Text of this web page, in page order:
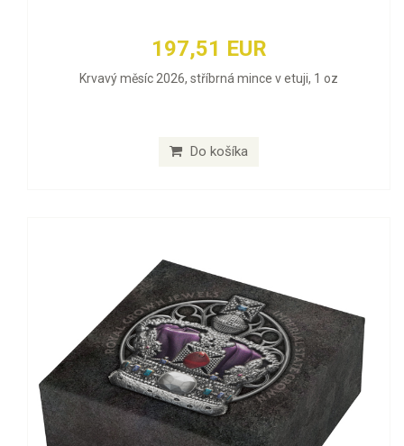
197,51 EUR
Krvavý měsíc 2026, stříbrná mince v etuji, 1 oz
Do košíka